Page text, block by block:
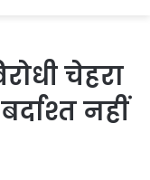
चेहरा
नहीं